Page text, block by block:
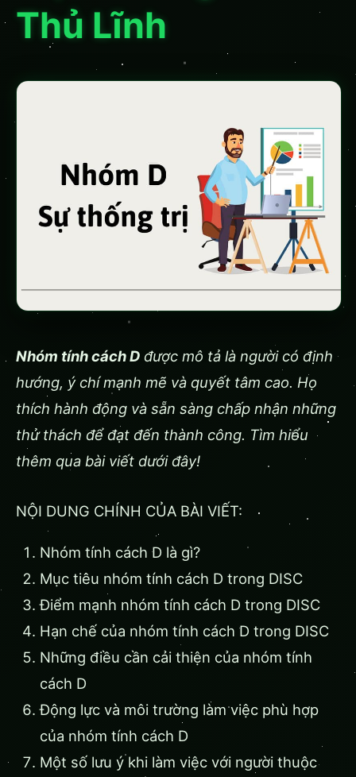
Thủ Lĩnh
Nhóm tính cách D được mô tả là người có định
hướng, ý chí mạnh mẽ và quyết tâm cao. Họ
thích hành động và sẵn sàng chấp nhận những
thử thách để đạt đến thành công. Tìm hiểu
thêm qua bài viết dưới đây!
NỘI DUNG CHÍNH CỦA BÀI VIẾT:
Nhóm tính cách D là gì?
Mục tiêu nhóm tính cách D trong DISC
Điểm mạnh nhóm tính cách D trong DISC
Hạn chế của nhóm tính cách D trong DISC
Những điều cần cải thiện của nhóm tính
cách D
Động lực và môi trường làm việc phù hợp
của nhóm tính cách D
Một số lưu ý khi làm việc với người thuộc